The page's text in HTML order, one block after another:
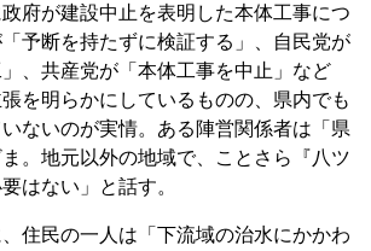
府が建設中止を表明した本体工事につ
予断を持たずに検証する」、自民党が
」、共産党が「本体工事を中止」など
を明らかにしているものの、県内でも
ないのが実情。ある陣営関係者は「県
。地元以外の地域で、ことさら『八ツ
はない」と話す。
住民の一人は「下流域の治水にかかわ